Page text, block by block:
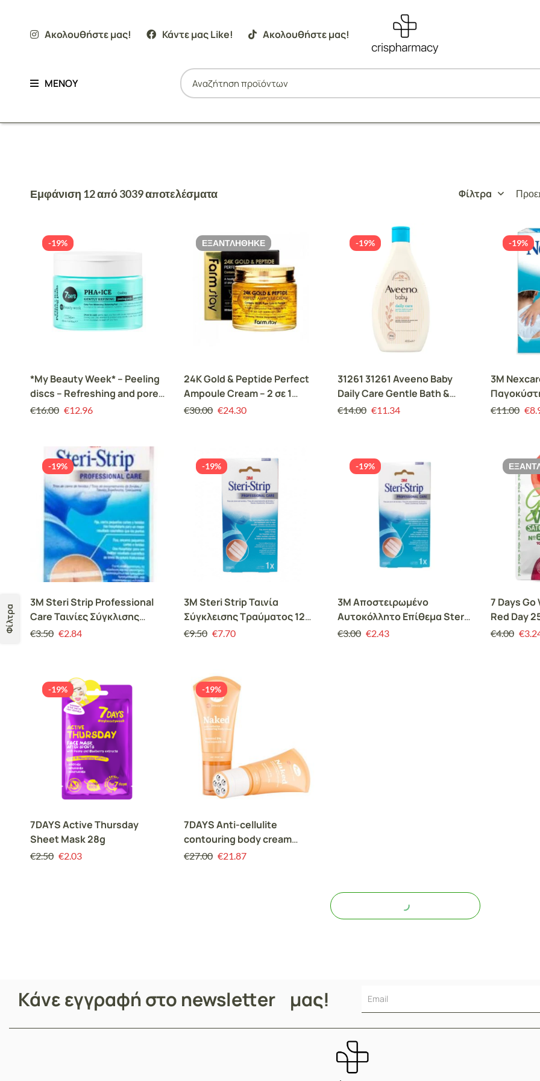
ΜΕΝΟΥ
Ακολουθήστε μας! Κάντε μας Like! Ακολουθήστε μας!
Φίλτρα
Εμφάνιση 12 από 3039 αποτελέσματα Φίλτρα
-19%
*My Beauty Week* – Peeling
discs – Refreshing and pore
minimizing
€16.00 €12.96
ΕΞΑΝΤΛΉΘΗΚΕ
24K Gold & Peptide Perfect
Ampoule Cream – 2 σε 1
αντιγηραντική κρέμα-
€30.00 €24.30
-19%
31261 31261 Aveeno Baby
Daily Care Gentle Bath &
Wash for Sensitive Skin
€14.00 €11.34
-19%
3M
€11.00 €
-19%
3M Steri Strip Professional
Care Ταινίες Σύγκλισης
Δέρματος 6mm x 10cm 1546I
€3.50 €2.84
-19%
3M Steri Strip Ταινία
Σύγκλεισης Τραύματος 12
cm x 10 cm
€9.50 €7.70
-19%
3M Αποστειρωμένο
Αυτοκόλλητο Επίθεμα Steri-
Strip Professional Care
€3.00 €2.43
7 Days
Red Day
€4.00 €
-19%
7DAYS Active Thursday
Sheet Mask 28g
€2.50 €2.03
-19%
7DAYS Anti-cellulite
contouring body cream
NAKED
€27.00 €21.87
Κάνε εγγραφή στο newsletter μας!